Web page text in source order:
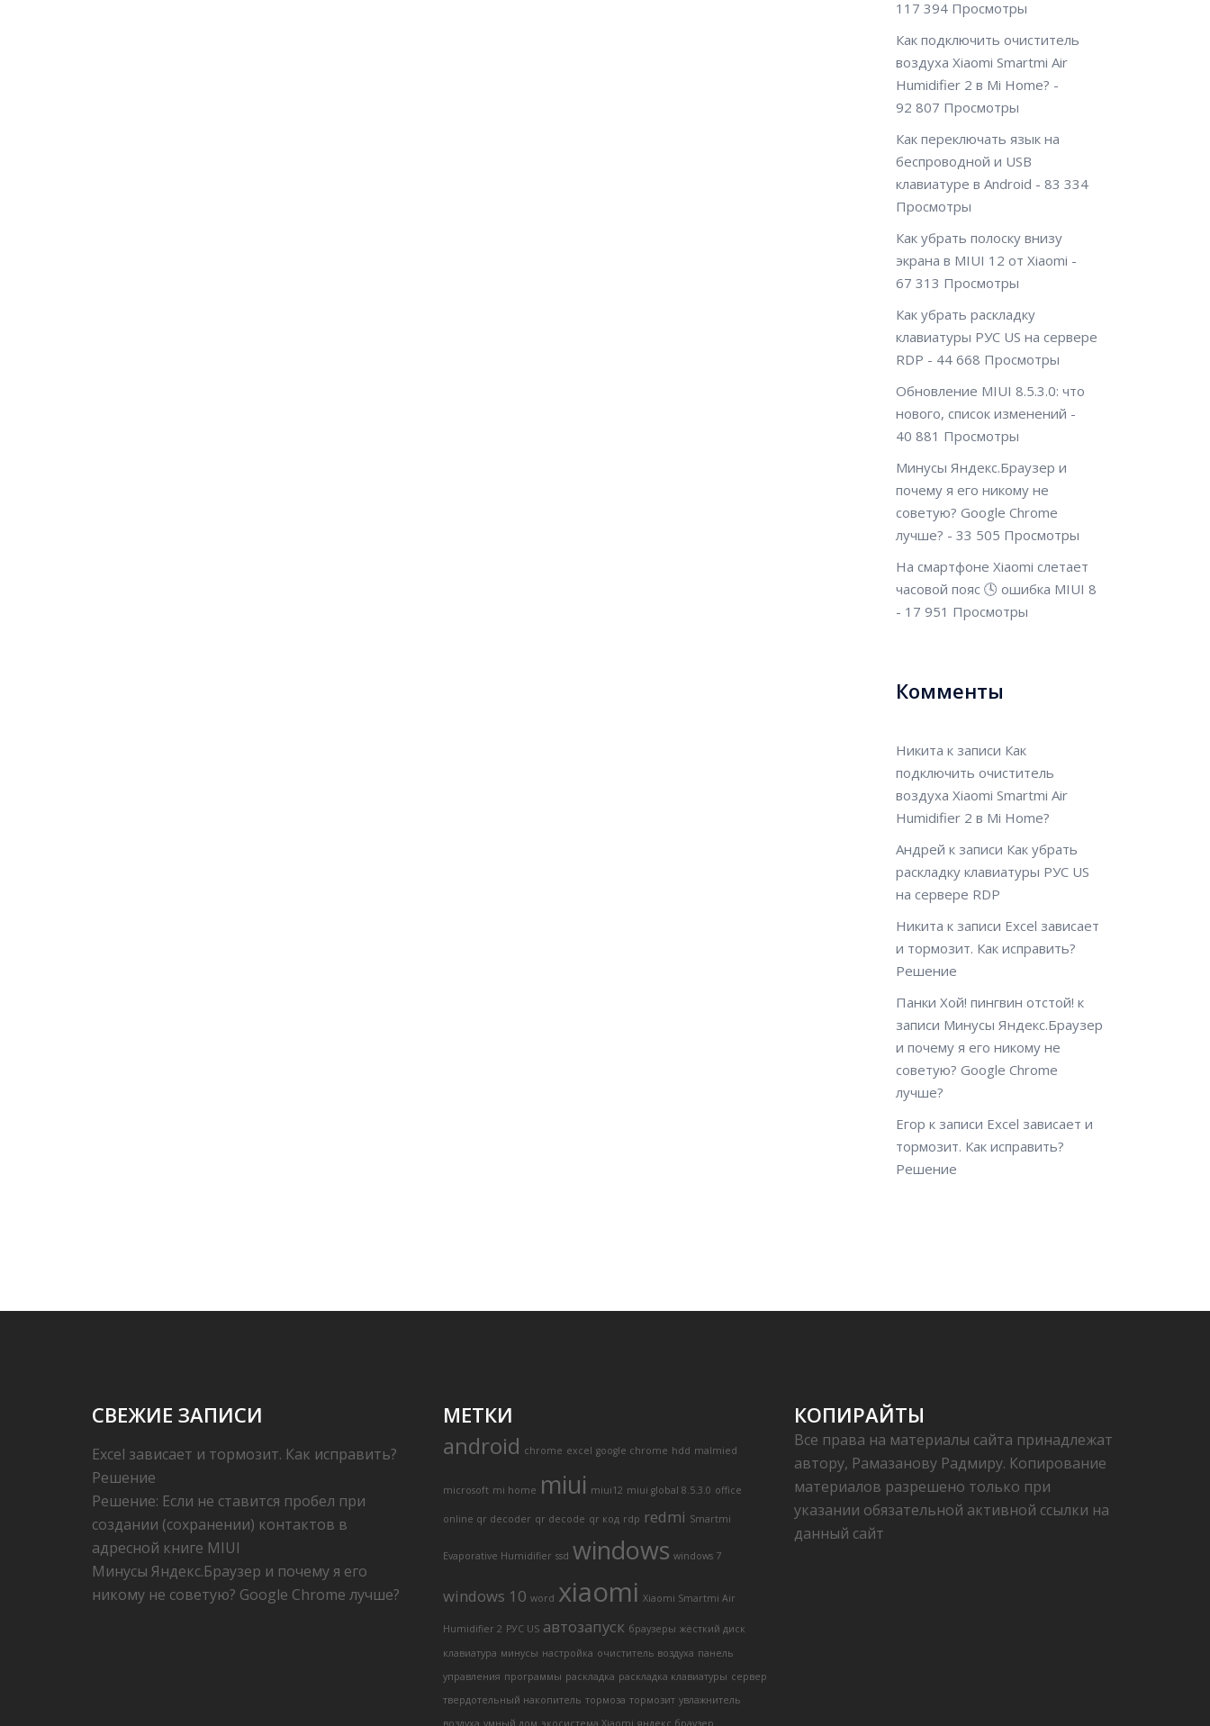
117 394 Просмотры
Как подключить очиститель
воздуха Xiaomi Smartmi Air
Humidifier 2 в Mi Home? -
92 807 Просмотры
Как переключать язык на
беспроводной и USB
клавиатуре в Android - 83 334
Просмотры
Как убрать полоску внизу
экрана в MIUI 12 от Xiaomi -
67 313 Просмотры
Как убрать раскладку
клавиатуры РУС US на сервере
RDP - 44 668 Просмотры
Обновление MIUI 8.5.3.0: что
нового, список изменений -
40 881 Просмотры
Минусы Яндекс.Браузер и
почему я его никому не
советую? Google Chrome
лучше? - 33 505 Просмотры
На смартфоне Xiaomi слетает
часовой пояс 🕓 ошибка MIUI 8
- 17 951 Просмотры
Комменты
Никита к записи Как
подключить очиститель
воздуха Xiaomi Smartmi Air
Humidifier 2 в Mi Home?
Андрей к записи Как убрать
раскладку клавиатуры РУС US
на сервере RDP
Никита к записи Excel зависает
и тормозит. Как исправить?
Решение
Панки Хой! пингвин отстой! к
записи Минусы Яндекс.Браузер
и почему я его никому не
советую? Google Chrome
лучше?
Егор к записи Excel зависает и
тормозит. Как исправить?
Решение
СВЕЖИЕ ЗАПИСИ
Excel зависает и тормозит. Как исправить?
Решение
Решение: Если не ставится пробел при
создании (сохранении) контактов в
адресной книге MIUI
Минусы Яндекс.Браузер и почему я его
никому не советую? Google Chrome лучше?
МЕТКИ
android chrome excel google chrome hdd malmied
microsoft mi home miui miui12 miui global 8.5.3.0 office
online qr decoder qr decode qr код rdp redmi Smartmi
Evaporative Humidifier ssd windows windows 7
windows 10 word xiaomi Xiaomi Smartmi Air
Humidifier 2 РУС US автозапуск браузеры жёсткий диск
клавиатура минусы настройка очиститель воздуха панель
управления программы раскладка раскладка клавиатуры сервер
твердотельный накопитель тормоза тормозит увлажнитель
воздуха умный дом экосистема Xiaomi яндекс.браузер
КОПИРАЙТЫ
Все права на материалы сайта принадлежат
автору, Рамазанову Радмиру. Копирование
материалов разрешено только при
указании обязательной активной ссылки на
данный сайт